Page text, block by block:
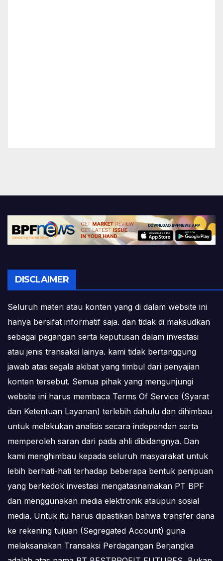
DISCLAIMER
Seluruh materi atau konten yang di dalam website ini
hanya bersifat informatif saja. dan tidak di maksudkan
sebagai pegangan serta keputusan dalam investasi
atau jenis transaksi lainya. kami tidak bertanggung
jawab atas segala akibat yang timbul dari penyajian
konten tersebut. Semua pihak yang mengunjungi
website ini harus membaca Terms Of Service (Syarat
dan Ketentuan Layanan) terlebih dahulu dan dihimbau
untuk melakukan analisis secara independen serta
memperoleh saran dari pada ahli dibidangnya. Dan
kami menghimbau kepada seluruh masyarakat untuk
lebih berhati-hati terhadap beberapa bentuk penipuan
yang berkedok investasi mengatasnamakan PT BPF
dan menggunakan media elektronik ataupun sosial
media. Untuk itu harus dipastikan bahwa transfer dana
ke rekening tujuan (Segregated Account) guna
melaksanakan Transaksi Perdagangan Berjangka